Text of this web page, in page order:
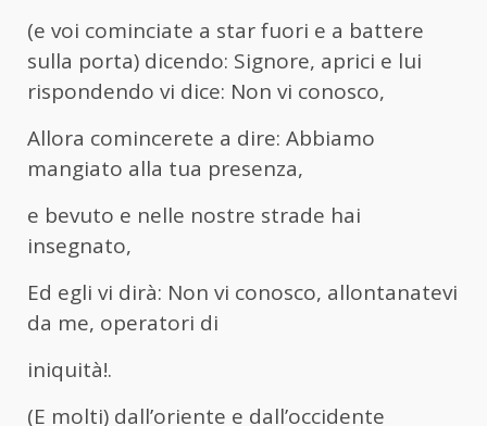
(e voi cominciate a star fuori e a battere
sulla porta) dicendo: Signore, aprici e lui
rispondendo vi dice: Non vi conosco,
Allora comincerete a dire: Abbiamo
mangiato alla tua presenza,
e bevuto e nelle nostre strade hai
insegnato,
Ed egli vi dirà: Non vi conosco, allontanatevi
da me, operatori di
iniquità!.
(E molti) dall’oriente e dall’occidente